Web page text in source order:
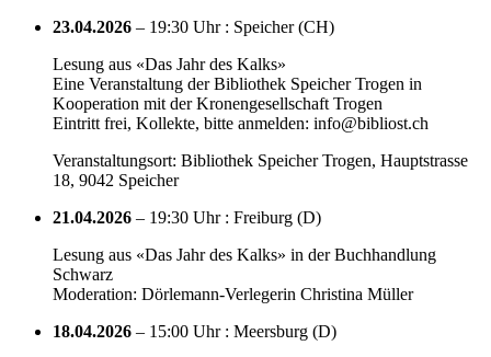
23.04.2026 – 19:30 Uhr : Speicher (CH)
Lesung aus «Das Jahr des Kalks»
Eine Veranstaltung der Bibliothek Speicher Trogen in
Kooperation mit der Kronengesellschaft Trogen
Eintritt frei, Kollekte, bitte anmelden: info@bibliost.ch
Veranstaltungsort: Bibliothek Speicher Trogen, Hauptstrasse
18, 9042 Speicher
21.04.2026 – 19:30 Uhr : Freiburg (D)
Lesung aus «Das Jahr des Kalks» in der Buchhandlung
Schwarz
Moderation: Dörlemann-Verlegerin Christina Müller
18.04.2026 – 15:00 Uhr : Meersburg (D)